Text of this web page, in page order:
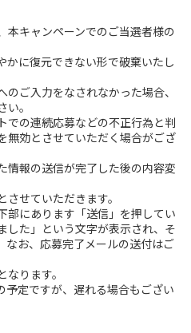
キャンペーンでのご当選者様の
に復元できない形で破棄いたし
ご入力をなされなかった場合、
い。
の連続応募などの不正行為と判
無効とさせていただく場合がござ
情報の送信が完了した後の内容変
せていただきます。
部にあります「送信」を押してい
した」という文字が表示され、そ
なお、応募完了メールの送付はご
ります。
定ですが、遅れる場合もござい